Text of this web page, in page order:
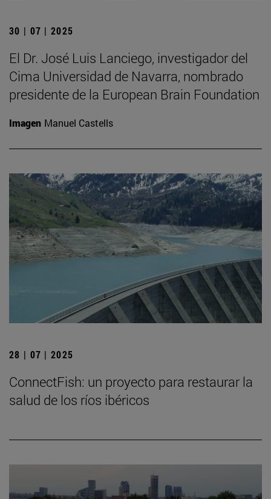
30 | 07 | 2025
El Dr. José Luis Lanciego, investigador del
Cima Universidad de Navarra, nombrado
presidente de la European Brain Foundation
Imagen Manuel Castells
28 | 07 | 2025
ConnectFish: un proyecto para restaurar la
salud de los ríos ibéricos